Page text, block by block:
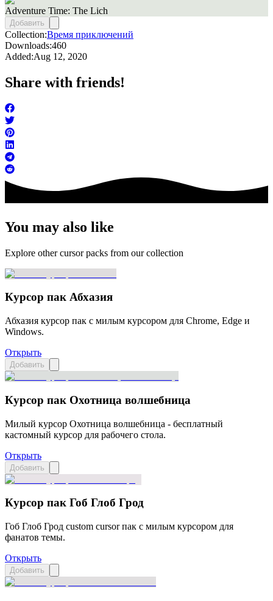
Adventure Time: The Lich
Добавить
Collection:Время приключений
Downloads:460
Added:Aug 12, 2020
Share with friends!
You may also like
Explore other cursor packs from our collection
Курсор пак Абхазия
Абхазия курсор пак с милым курсором для Chrome, Edge и
Windows.
Открыть
Добавить
Курсор пак Охотница волшебница
Милый курсор Охотница волшебница - бесплатный
кастомный курсор для рабочего стола.
Открыть
Добавить
Курсор пак Гоб Глоб Грод
Гоб Глоб Грод custom cursor пак с милым курсором для
фанатов темы.
Открыть
Добавить